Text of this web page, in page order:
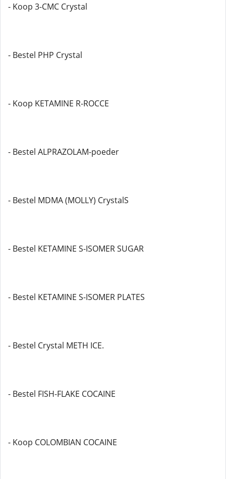
- Koop 3-CMC Crystal
- Bestel PHP Crystal
- Koop KETAMINE R-ROCCE
- Bestel ALPRAZOLAM-poeder
- Bestel MDMA (MOLLY) CrystalS
- Bestel KETAMINE S-ISOMER SUGAR
- Bestel KETAMINE S-ISOMER PLATES
- Bestel Crystal METH ICE.
- Bestel FISH-FLAKE COCAINE
- Koop COLOMBIAN COCAINE